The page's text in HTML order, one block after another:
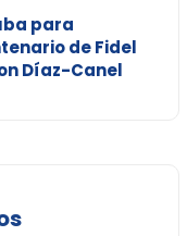
para
de Fidel
Díaz-Canel